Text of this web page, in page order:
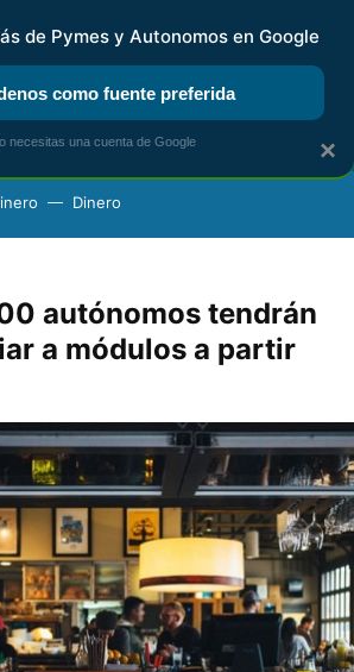
KIT DIGITAL RENTA
Dinero
autónomos tendrán
a módulos a partir
×
de Pymes y Autonomos en Google
como fuente preferida
necesitas una cuenta de Google